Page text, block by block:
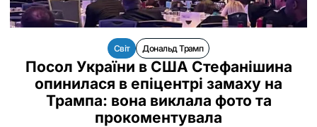
Світ Дональд Трамп
Посол України в США Стефанішина
опинилася в епіцентрі замаху на
Трампа: вона виклала фото та
прокоментувала